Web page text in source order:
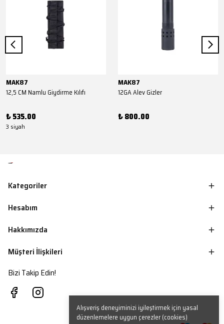
Alışveriş deneyiminizi iyileştirmek için yasal
düzenlemelere uygun çerezler (cookies)
MAK87
12,5 CM Namlu Giydirme Kılıfı
₺ 535.00
3 siyah
MAK87
12GA Alev Gizler
₺ 800.00
Kategoriler
Hesabım
Hakkımızda
Müşteri İlişkileri
Bizi Takip Edin!